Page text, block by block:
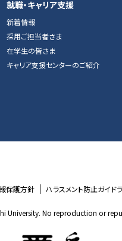
就職・キャリア支援
新着情報
採用ご担当者さま
在学生の皆さま
キャリア支援センターのご紹介
保護方針 ハラスメント防止ガイド
University. No reproduction or